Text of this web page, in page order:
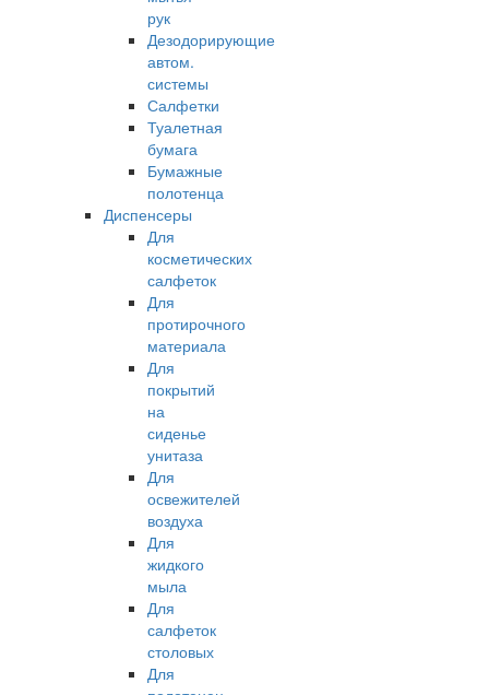
рук
Дезодорирующие
автом.
системы
Салфетки
Туалетная
бумага
Бумажные
полотенца
Диспенсеры
Для
косметических
салфеток
Для
протирочного
материала
Для
покрытий
на
сиденье
унитаза
Для
освежителей
воздуха
Для
жидкого
мыла
Для
салфеток
столовых
Для